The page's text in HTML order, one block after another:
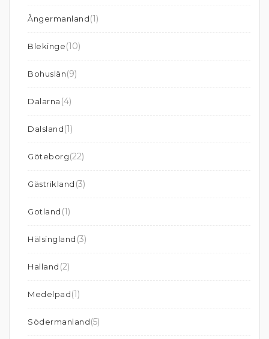
Ångermanland(1)
Blekinge(10)
Bohuslän(9)
Dalarna (4)
Dalsland(1)
Göteborg(22)
Gästrikland (3)
Gotland (1)
Hälsingland (3)
Halland (2)
Medelpad(1)
Södermanland(5)